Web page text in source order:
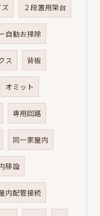
２段置用架台
自動お掃除
ス 背板
オミット
専用回路
同一家屋内
移設
内配管接続